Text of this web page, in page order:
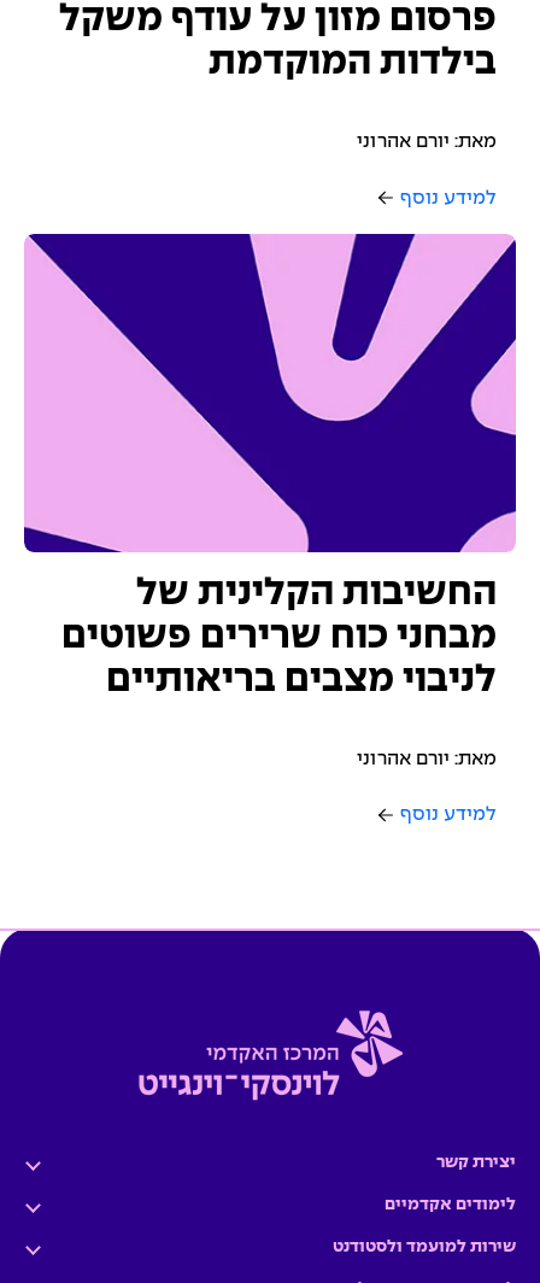
פרסום מזון על עודף משקל
בילדות המוקדמת
מאת: יורם אהרוני
למידע נוסף
החשיבות הקלינית של
מבחני כוח שרירים פשוטים
לניבוי מצבים בריאותיים
מאת: יורם אהרוני
למידע נוסף
יצירת קשר
לימודים אקדמיים
שירות למועמד ולסטודנט